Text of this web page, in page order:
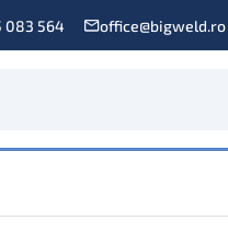
083 564 office@bigweld.ro